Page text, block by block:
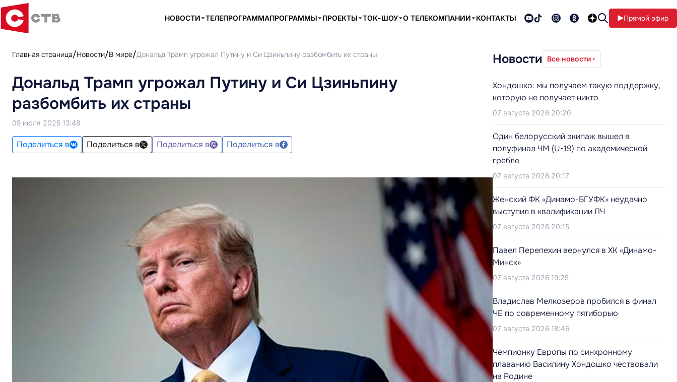
НОВОСТИ ТЕЛЕПРОГРАММАПРОГРАММЫ ПРОЕКТЫ ТОК-ШОУ О ТЕЛЕКОМПАНИИ КОНТАКТЫ Прямой эфир
Главная страница Новости В мире Дональд Трамп угрожал Путину и Си Цзиньпину разбомбить их страны
Дональд Трамп угрожал Путину и Си Цзиньпину
разбомбить их страны
09 июля 2025 13:48
Поделиться в Поделиться в Поделиться в Поделиться в
Новости Все новости
Хондошко: мы получаем такую поддержку,
которую не получает никто
07 августа 2026 20:20
Один белорусский экипаж вышел в
полуфинал ЧМ (U-19) по академической
гребле
07 августа 2026 20:17
Женский ФК «Динамо-БГУФК» неудачно
выступил в квалификации ЛЧ
07 августа 2026 20:15
Павел Перепехин вернулся в ХК «Динамо-
Минск»
07 августа 2026 19:25
Владислав Мелкозеров пробился в финал
ЧЕ по современному пятиборью
07 августа 2026 18:46
Чемпионку Европы по синхронному
плаванию Василину Хондошко чествовали
на Родине